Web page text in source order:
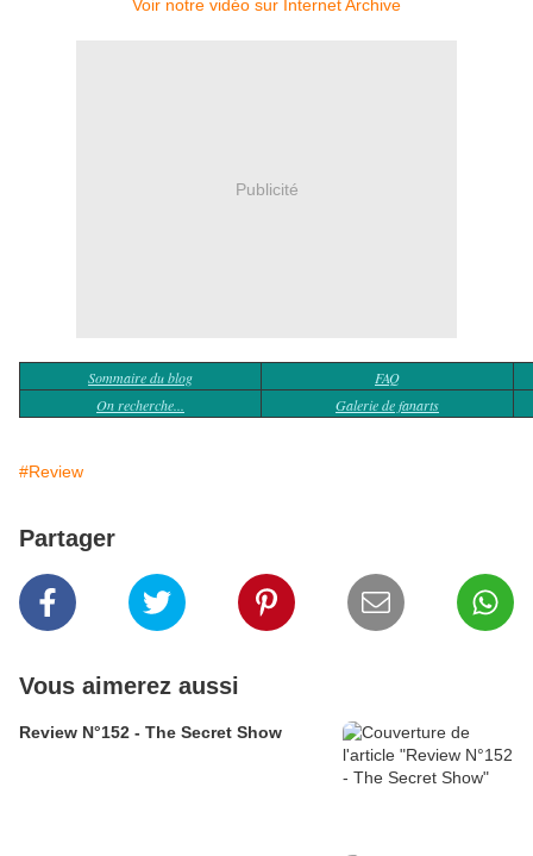
Voir notre vidéo sur Internet Archive
Publicité
Sommaire du blog
FAQ
On recherche...
Galerie de fanarts
#Review
Partager
Vous aimerez aussi
Review N°152 - The Secret Show